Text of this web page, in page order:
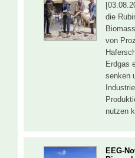
die
von
Erdgas
senken
nutzen
EEG-